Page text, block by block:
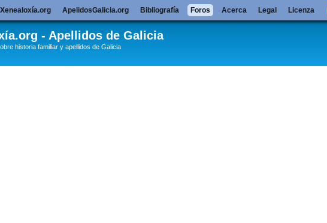
- Apellidos de Galicia
historia familiar y apellidos de Galicia
Xenealoxía.org ApelidosGalicia.org Bibliografía Foros Acerca Legal Licenza